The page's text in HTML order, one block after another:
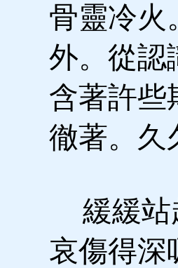
骨靈冷火
外。從認
含著許些
徹著。久
緩緩站
哀傷得深